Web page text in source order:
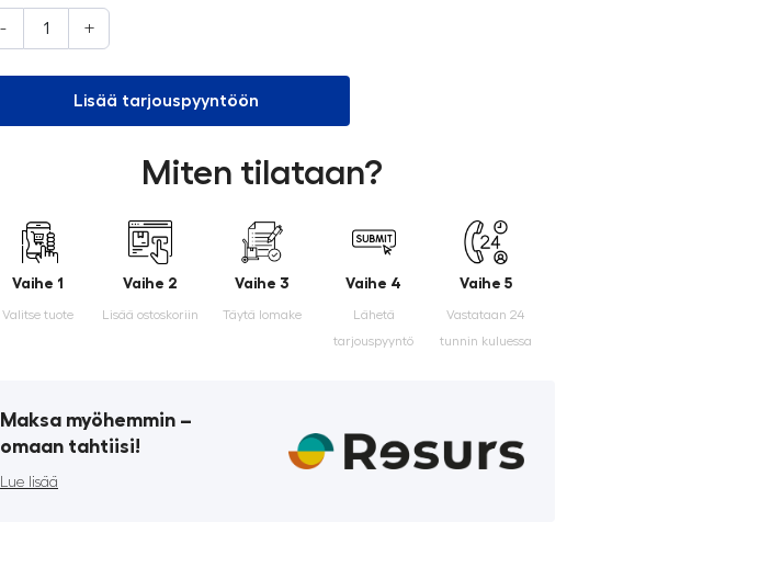
- +
Lisää tarjouspyyntöön
Miten tilataan?
Vaihe 1
Valitse tuote
Vaihe 2
Lisää ostoskoriin
Vaihe 3
Täytä lomake
Vaihe 4
Lähetä
tarjouspyyntö
Vaihe 5
Vastataan 24
tunnin kuluessa
Maksa myöhemmin ­–
omaan tahtiisi!
Lue lisää